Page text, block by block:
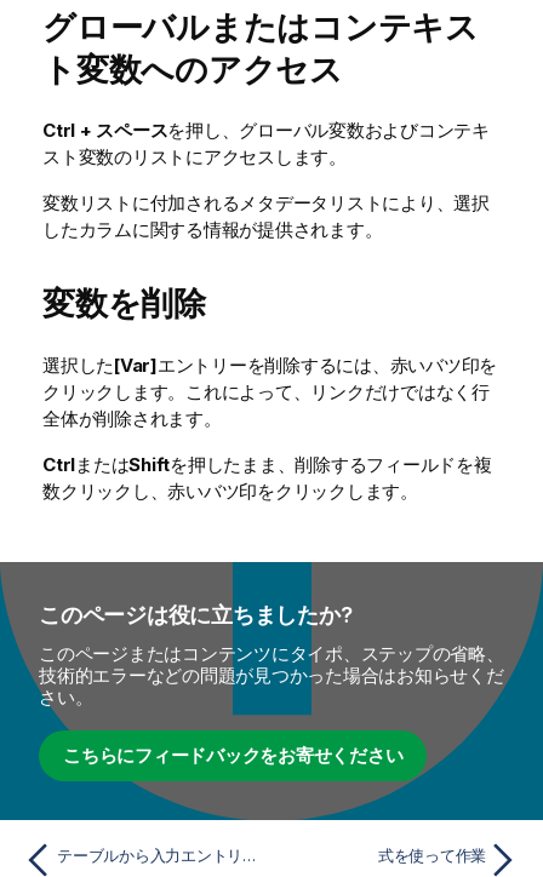
グローバルまたはコンテキス
ト変数へのアクセス
Ctrl + スペースを押し、グローバル変数およびコンテキ
スト変数のリストにアクセスします。
変数リストに付加されるメタデータリストにより、選択
したカラムに関する情報が提供されます。
変数を削除
選択した[Var]エントリーを削除するには、赤いバツ印を
クリックします。これによって、リンクだけではなく行
全体が削除されます。
CtrlまたはShiftを押したまま、削除するフィールドを複
数クリックし、赤いバツ印をクリックします。
このページは役に立ちましたか?
このページまたはコンテンツにタイポ、ステップの省略、
技術的エラーなどの問題が見つかった場合はお知らせくだ
さい。
こちらにフィードバックをお寄せください
テーブルから入力エントリーを削除 式を使って作業